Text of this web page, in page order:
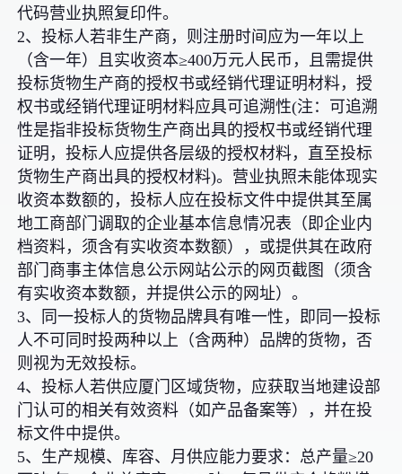
代码营业执照复印件。
2、投标人若非生产商，则注册时间应为一年以上
（含一年）且实收资本≥400万元人民币，且需提供
投标货物生产商的授权书或经销代理证明材料，授
权书或经销代理证明材料应具可追溯性(注：可追溯
性是指非投标货物生产商出具的授权书或经销代理
证明，投标人应提供各层级的授权材料，直至投标
货物生产商出具的授权材料)。营业执照未能体现实
收资本数额的，投标人应在投标文件中提供其至属
地工商部门调取的企业基本信息情况表（即企业内
档资料，须含有实收资本数额），或提供其在政府
部门商事主体信息公示网站公示的网页截图（须含
有实收资本数额，并提供公示的网址）。
3、同一投标人的货物品牌具有唯一性，即同一投标
人不可同时投两种以上（含两种）品牌的货物，否
则视为无效投标。
4、投标人若供应厦门区域货物，应获取当地建设部
门认可的相关有效资料（如产品备案等），并在投
标文件中提供。
5、生产规模、库容、月供应能力要求：总产量≥20